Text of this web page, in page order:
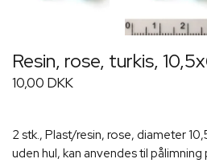
Resin, rose, turkis,
10,00 DKK
2 stk., Plast/resin, rose, diameter
uden hul, kan anvendes til